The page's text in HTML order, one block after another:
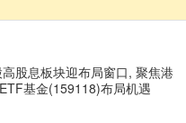
股息板块迎布局窗口, 聚焦港
基金(159118)布局机遇